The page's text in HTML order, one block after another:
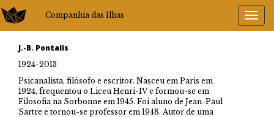
Companhia das Ilhas
J.-B. Pontalis
1924-2013
Psicanalista, filósofo e escritor. Nasceu em Paris em
1924, frequentou o Liceu Henri-IV e formou-se em
Filosofia na Sorbonne em 1945. Foi aluno de Jean-Paul
Sartre e tornou-se professor em 1948. Autor de uma